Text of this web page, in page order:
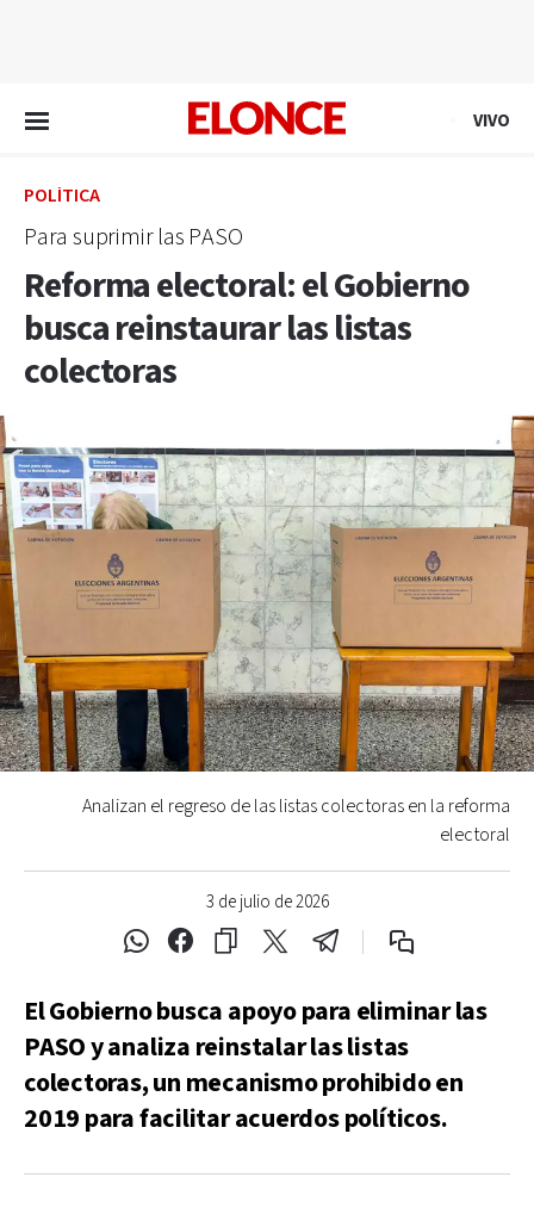
VIVO
POLÍTICA
Para suprimir las PASO
Reforma electoral: el Gobierno
busca reinstaurar las listas
colectoras
3 de julio de 2026
Analizan el regreso de las listas colectoras en la reforma
electoral
El Gobierno busca apoyo para eliminar las
PASO y analiza reinstalar las listas
colectoras, un mecanismo prohibido en
2019 para facilitar acuerdos políticos.